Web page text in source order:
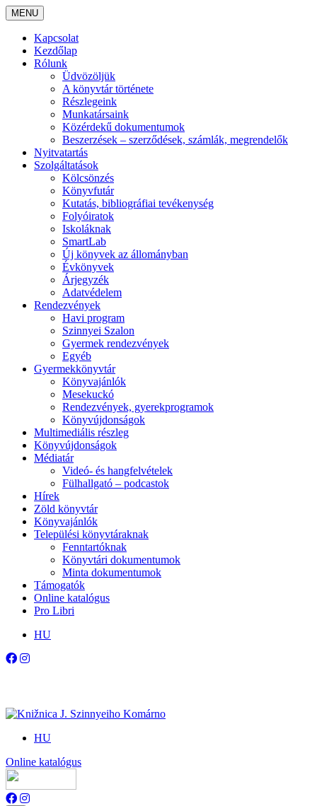
MENU
Kapcsolat
Kezdőlap
Rólunk
Üdvözöljük
A könyvtár története
Részlegeink
Munkatársaink
Közérdekű dokumentumok
Beszerzések – szerződések, számlák, megrendelők
Nyitvatartás
Szolgáltatások
Kölcsönzés
Könyvfutár
Kutatás, bibliográfiai tevékenység
Folyóiratok
Iskoláknak
SmartLab
Új könyvek az állományban
Évkönyvek
Árjegyzék
Adatvédelem
Rendezvények
Havi program
Szinnyei Szalon
Gyermek rendezvények
Egyéb
Gyermekkönyvtár
Könyvajánlók
Mesekuckó
Rendezvények, gyerekprogramok
Könyvújdonságok
Multimediális részleg
Könyvújdonságok
Médiatár
Videó- és hangfelvételek
Fülhallgató – podcastok
Hírek
Zöld könyvtár
Könyvajánlók
Települési könyvtáraknak
Fenntartóknak
Könyvtári dokumentumok
Minta dokumentumok
Támogatók
Online katalógus
Pro Libri
HU
HU
Online katalógus